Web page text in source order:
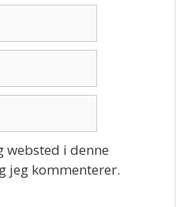
websted i denne
jeg kommenterer.